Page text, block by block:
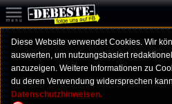
Diese Website verwendet Cookies. Wir
auswerten, um nutzungsbasiert
anzuzeigen. Weitere Informationen zu
du deren Verwendung widersprechen
Datenschutzhinweisen.